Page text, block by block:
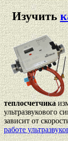
Изучить
теплосчетчика
ультразвукового
зависит от
работе